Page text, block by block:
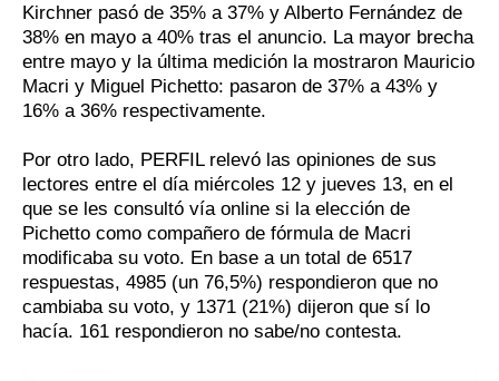
Kirchner pasó de 35% a 37% y Alberto Fernández de
38% en mayo a 40% tras el anuncio. La mayor brecha
entre mayo y la última medición la mostraron Mauricio
Macri y Miguel Pichetto: pasaron de 37% a 43% y
16% a 36% respectivamente.
Por otro lado, PERFIL relevó las opiniones de sus
lectores entre el día miércoles 12 y jueves 13, en el
que se les consultó vía online si la elección de
Pichetto como compañero de fórmula de Macri
modificaba su voto. En base a un total de 6517
respuestas, 4985 (un 76,5%) respondieron que no
cambiaba su voto, y 1371 (21%) dijeron que sí lo
hacía. 161 respondieron no sabe/no contesta.